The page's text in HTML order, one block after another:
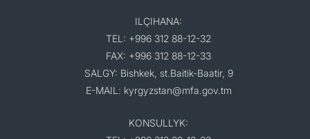
ILÇIHANA:
TEL: +996 312 88-12-32
FAX: +996 312 88-12-33
SALGY: Bishkek, st.Baitik-Baatir, 9
E-MAIL: kyrgyzstan@mfa.gov.tm
KONSULLYK: